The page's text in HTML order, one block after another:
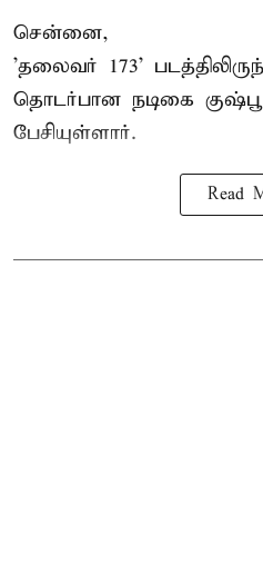
சென்னை,
'தலைவர் 173'
தொடர்பான நடிகை
பேசியுள்ளார்.
Read